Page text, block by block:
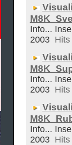
Info...
2003
Info...
2003
Info...
2003